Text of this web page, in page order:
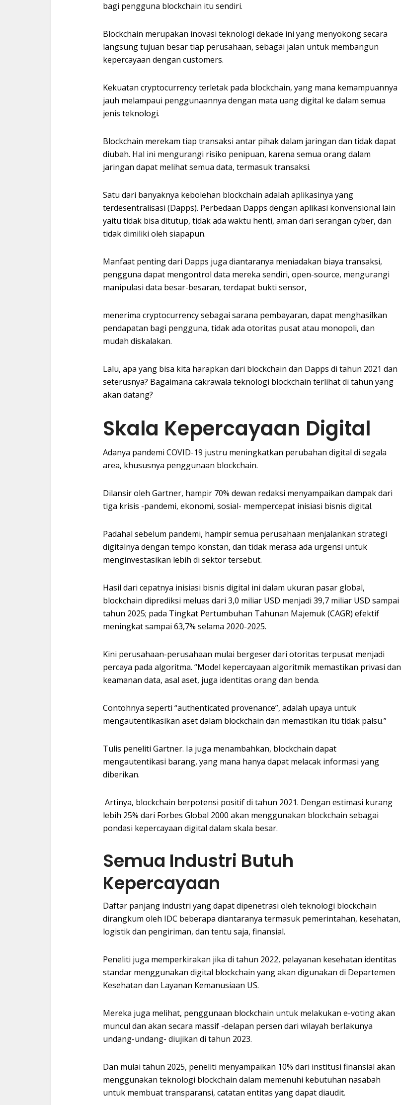
bagi pengguna blockchain itu sendiri.
Blockchain merupakan inovasi teknologi dekade ini yang menyokong secara
langsung tujuan besar tiap perusahaan, sebagai jalan untuk membangun
kepercayaan dengan customers.
Kekuatan cryptocurrency terletak pada blockchain, yang mana kemampuannya
jauh melampaui penggunaannya dengan mata uang digital ke dalam semua
jenis teknologi.
Blockchain merekam tiap transaksi antar pihak dalam jaringan dan tidak dapat
diubah. Hal ini mengurangi risiko penipuan, karena semua orang dalam
jaringan dapat melihat semua data, termasuk transaksi.
Satu dari banyaknya kebolehan blockchain adalah aplikasinya yang
terdesentralisasi (Dapps). Perbedaan Dapps dengan aplikasi konvensional lain
yaitu tidak bisa ditutup, tidak ada waktu henti, aman dari serangan cyber, dan
tidak dimiliki oleh siapapun.
Manfaat penting dari Dapps juga diantaranya meniadakan biaya transaksi,
pengguna dapat mengontrol data mereka sendiri, open-source, mengurangi
manipulasi data besar-besaran, terdapat bukti sensor,
menerima cryptocurrency sebagai sarana pembayaran, dapat menghasilkan
pendapatan bagi pengguna, tidak ada otoritas pusat atau monopoli, dan
mudah diskalakan.
Lalu, apa yang bisa kita harapkan dari blockchain dan Dapps di tahun 2021 dan
seterusnya? Bagaimana cakrawala teknologi blockchain terlihat di tahun yang
akan datang?
Skala Kepercayaan Digital
Adanya pandemi COVID-19 justru meningkatkan perubahan digital di segala
area, khususnya penggunaan blockchain.
Dilansir oleh Gartner, hampir 70% dewan redaksi menyampaikan dampak dari
tiga krisis -pandemi, ekonomi, sosial- mempercepat inisiasi bisnis digital.
Padahal sebelum pandemi, hampir semua perusahaan menjalankan strategi
digitalnya dengan tempo konstan, dan tidak merasa ada urgensi untuk
menginvestasikan lebih di sektor tersebut.
Hasil dari cepatnya inisiasi bisnis digital ini dalam ukuran pasar global,
blockchain diprediksi meluas dari 3,0 miliar USD menjadi 39,7 miliar USD sampai
tahun 2025; pada Tingkat Pertumbuhan Tahunan Majemuk (CAGR) efektif
meningkat sampai 63,7% selama 2020-2025.
Kini perusahaan-perusahaan mulai bergeser dari otoritas terpusat menjadi
percaya pada algoritma. “Model kepercayaan algoritmik memastikan privasi dan
keamanan data, asal aset, juga identitas orang dan benda.
Contohnya seperti “authenticated provenance”, adalah upaya untuk
mengautentikasikan aset dalam blockchain dan memastikan itu tidak palsu.”
Tulis peneliti Gartner. Ia juga menambahkan, blockchain dapat
mengautentikasi barang, yang mana hanya dapat melacak informasi yang
diberikan.
Artinya, blockchain berpotensi positif di tahun 2021. Dengan estimasi kurang
lebih 25% dari Forbes Global 2000 akan menggunakan blockchain sebagai
pondasi kepercayaan digital dalam skala besar.
Semua Industri Butuh
Kepercayaan
Daftar panjang industri yang dapat dipenetrasi oleh teknologi blockchain
dirangkum oleh IDC beberapa diantaranya termasuk pemerintahan, kesehatan,
logistik dan pengiriman, dan tentu saja, finansial.
Peneliti juga memperkirakan jika di tahun 2022, pelayanan kesehatan identitas
standar menggunakan digital blockchain yang akan digunakan di Departemen
Kesehatan dan Layanan Kemanusiaan US.
Mereka juga melihat, penggunaan blockchain untuk melakukan e-voting akan
muncul dan akan secara massif -delapan persen dari wilayah berlakunya
undang-undang- diujikan di tahun 2023.
Dan mulai tahun 2025, peneliti menyampaikan 10% dari institusi finansial akan
menggunakan teknologi blockchain dalam memenuhi kebutuhan nasabah
untuk membuat transparansi, catatan entitas yang dapat diaudit.